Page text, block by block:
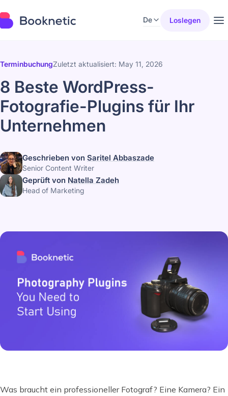
De Loslegen
TerminbuchungZuletzt aktualisiert: May 11, 2026
8 Beste WordPress-
Fotografie-Plugins für Ihr
Unternehmen
Geschrieben von Saritel Abbaszade
Senior Content Writer
Geprüft von Natella Zadeh
Head of Marketing
Was braucht ein professioneller Fotograf? Eine Kamera? Ein